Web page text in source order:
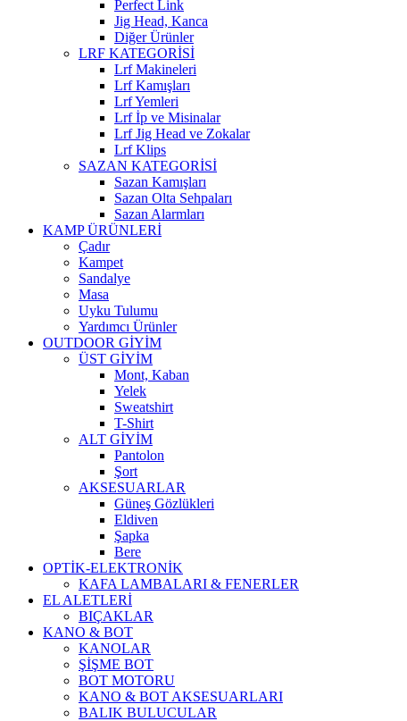
Perfect Link
Jig Head, Kanca
Diğer Ürünler
LRF KATEGORİSİ
Lrf Makineleri
Lrf Kamışları
Lrf Yemleri
Lrf İp ve Misinalar
Lrf Jig Head ve Zokalar
Lrf Klips
SAZAN KATEGORİSİ
Sazan Kamışları
Sazan Olta Sehpaları
Sazan Alarmları
KAMP ÜRÜNLERİ
Çadır
Kampet
Sandalye
Masa
Uyku Tulumu
Yardımcı Ürünler
OUTDOOR GİYİM
ÜST GİYİM
Mont, Kaban
Yelek
Sweatshirt
T-Shirt
ALT GİYİM
Pantolon
Şort
AKSESUARLAR
Güneş Gözlükleri
Eldiven
Şapka
Bere
OPTİK-ELEKTRONİK
KAFA LAMBALARI & FENERLER
EL ALETLERİ
BIÇAKLAR
KANO & BOT
KANOLAR
ŞİŞME BOT
BOT MOTORU
KANO & BOT AKSESUARLARI
BALIK BULUCULAR